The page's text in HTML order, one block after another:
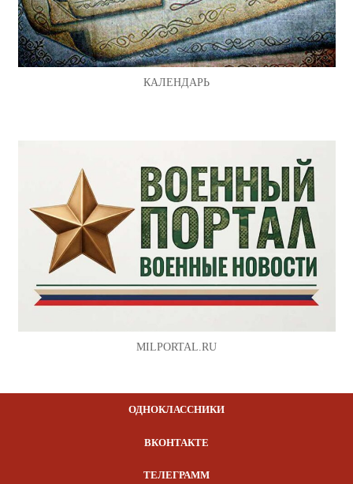
КАЛЕНДАРЬ
MILPORTAL.RU
ОДНОКЛАССНИКИ
ВКОНТАКТЕ
ТЕЛЕГРАММ